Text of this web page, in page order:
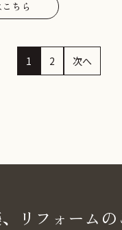
ちら
1 2 次へ
リフォーム